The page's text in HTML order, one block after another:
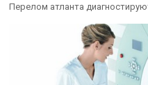
Перелом атланта